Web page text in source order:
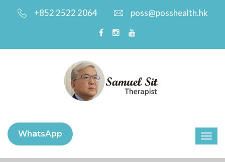
+852 2522 2064 poss@posshealth.hk
WhatsApp